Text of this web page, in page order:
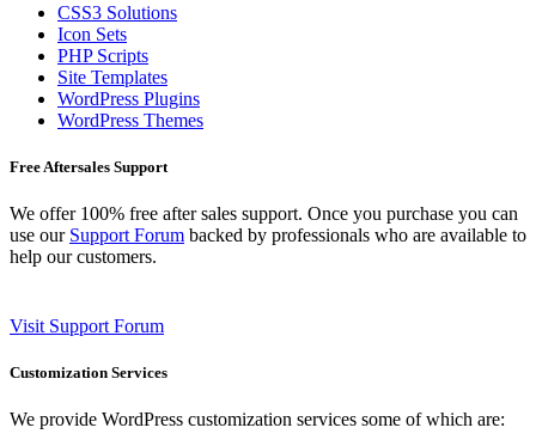
CSS3 Solutions
Icon Sets
PHP Scripts
Site Templates
WordPress Plugins
WordPress Themes
Free Aftersales Support
We offer 100% free after sales support. Once you purchase you can
use our Support Forum backed by professionals who are available to
help our customers.
Visit Support Forum
Customization Services
We provide WordPress customization services some of which are: